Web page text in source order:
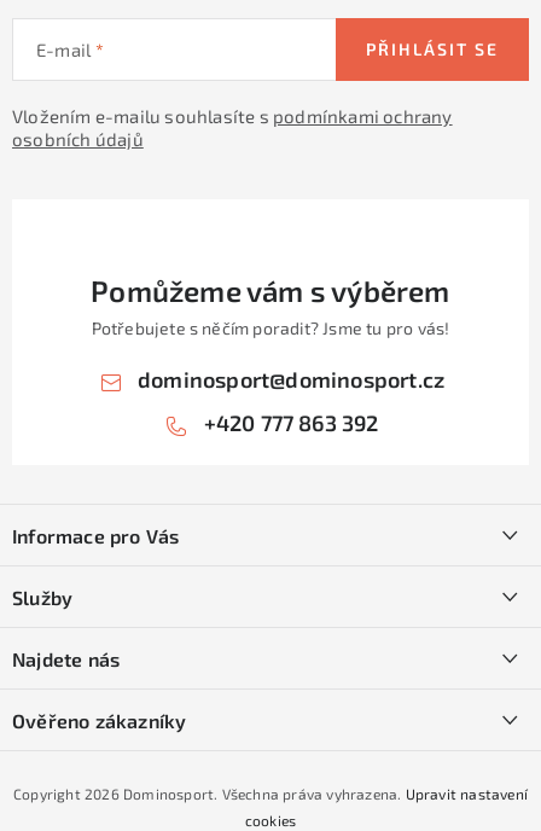
E-mail
Vložením e-mailu souhlasíte s podmínkami ochrany
osobních údajů
PŘIHLÁSIT SE
Pomůžeme vám s výběrem
Potřebujete s něčím poradit? Jsme tu pro vás!
dominosport@dominosport.cz
+420 777 863 392
pInformace pro Vás
Obchodní podmínky
Podmínky GDPR
Podmínky nákupu na splátky ESSOX
Služby
Naše prodejna
Najdete nás
Ověřeno zákazníky
Copyright 2026 Dominosport. Všechna práva vyhrazena. Upravit nastavení
cookies